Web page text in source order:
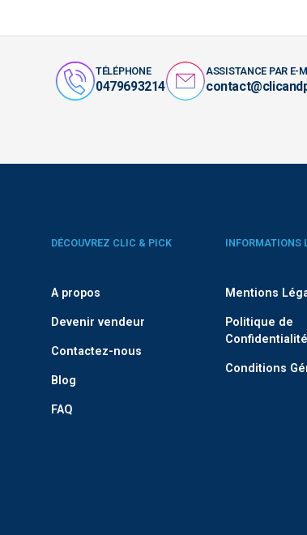
TÉLÉPHONE
0479693214
ASSISTANCE PAR E-
DÉCOUVREZ CLIC & PICK
A propos
Devenir vendeur
Contactez-nous
Blog
FAQ
INFORMATIONS
Mentions
Politique de
Confidentialité
Conditions